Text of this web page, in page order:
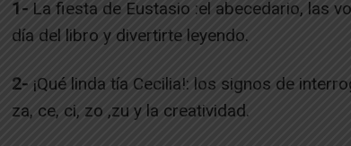
1-La fiesta de Eustasio :el abecedario, las
día del libro y divertirte leyendo.
2-¡Qué linda tía Cecilia!: los signos de
za, ce, ci, zo ,zu y la creatividad.